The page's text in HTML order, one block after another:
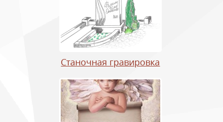
Станочная гравировка